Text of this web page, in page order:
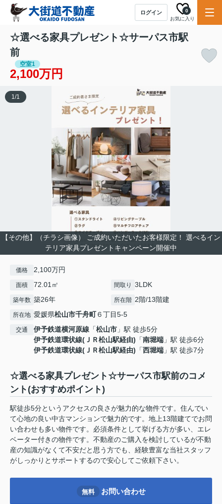
ログイン
お気に入り
0
☆選べる家具プレゼント☆サーパス市駅
前
空室1
2,100万円
【その他】（チラシ画像） ご成約いただいたお客様限定！ 選べるイン
テリア家具プレゼントキャンペーン開催中
1/1
価格 2,100万円
面積 72.01㎡ 間取り 3LDK
築年数 築26年 所在階 2階/13階建
所在地 愛媛県松山市千舟町６丁目5-5
交通 伊予鉄道横河原線 「松山市 」駅 徒歩5分
伊予鉄道環状線(ＪＲ松山駅経由) 「南堀端 」駅 徒歩6分
伊予鉄道環状線(ＪＲ松山駅経由) 「西堀端 」駅 徒歩7分
☆選べる家具プレゼント☆サーパス市駅前のコメ
ント(おすすめポイント)
駅徒歩5分というアクセスの良さが魅力的な物件です。住んでい
て心地の良い中古マンションで魅力的です。地上13階建てでお問
い合わせも多い物件です。必須条件として挙げる方が多い、エレ
ベーター付きの物件です。不動産のご購入を検討しているが不動
産の知識がなくて不安だと思う方でも、経験豊富な当社スタッフ
がしっかりとサポートするので安心してご依頼下さい。
無料 お問い合わせ